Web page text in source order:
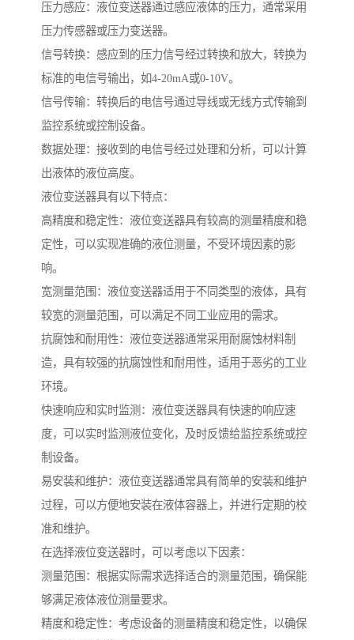
压力感应：液位变送器通过感应液体的压力，通常采用
压力传感器或压力变送器。
信号转换：感应到的压力信号经过转换和放大，转换为
标准的电信号输出，如4-20mA或0-10V。
信号传输：转换后的电信号通过导线或无线方式传输到
监控系统或控制设备。
数据处理：接收到的电信号经过处理和分析，可以计算
出液体的液位高度。
液位变送器具有以下特点：
高精度和稳定性：液位变送器具有较高的测量精度和稳
定性，可以实现准确的液位测量，不受环境因素的影
响。
宽测量范围：液位变送器适用于不同类型的液体，具有
较宽的测量范围，可以满足不同工业应用的需求。
抗腐蚀和耐用性：液位变送器通常采用耐腐蚀材料制
造，具有较强的抗腐蚀性和耐用性，适用于恶劣的工业
环境。
快速响应和实时监测：液位变送器具有快速的响应速
度，可以实时监测液位变化，及时反馈给监控系统或控
制设备。
易安装和维护：液位变送器通常具有简单的安装和维护
过程，可以方便地安装在液体容器上，并进行定期的校
准和维护。
在选择液位变送器时，可以考虑以下因素：
测量范围：根据实际需求选择适合的测量范围，确保能
够满足液体液位测量要求。
精度和稳定性：考虑设备的测量精度和稳定性，以确保